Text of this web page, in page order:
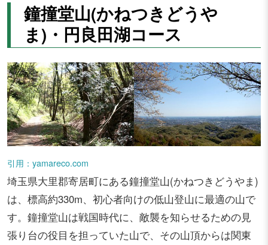
鐘撞堂山(かねつきどうや
ま)・円良田湖コース
引用：yamareco.com
埼玉県大里郡寄居町にある鐘撞堂山(かねつきどうやま)
は、標高約330m、初心者向けの低山登山に最適の山で
す。鐘撞堂山は戦国時代に、敵襲を知らせるための見
張り台の役目を担っていた山で、その山頂からは関東